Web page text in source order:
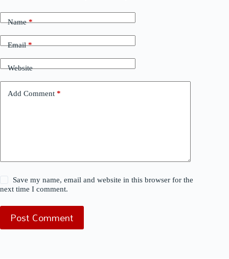
Name*
Email*
Website
Add Comment *
Save my name, email and website in this browser for the
next time I comment.
Post Comment